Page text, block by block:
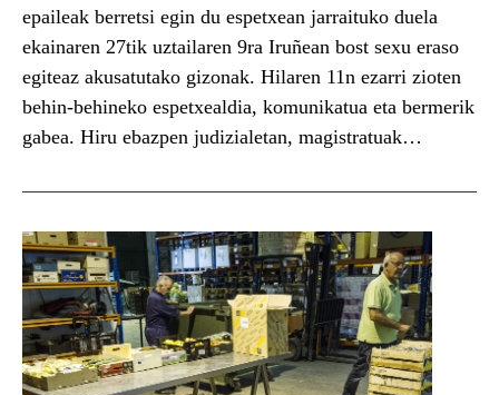
epaileak berretsi egin du espetxean jarraituko duela
ekainaren 27tik uztailaren 9ra Iruñean bost sexu eraso
egiteaz akusatutako gizonak. Hilaren 11n ezarri zioten
behin-behineko espetxealdia, komunikatua eta bermerik
gabea. Hiru ebazpen judizialetan, magistratuak
egindako erasoak «oso larriak eta bortitzak» izan zirela.
Gainera, epaileak azaldu du...